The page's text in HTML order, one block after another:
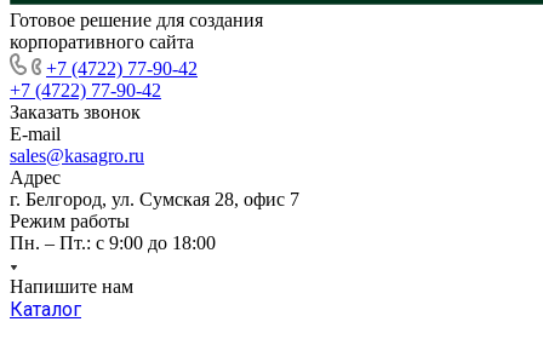
Готовое решение для создания
корпоративного сайта
+7 (4722) 77-90-42
+7 (4722) 77-90-42
Заказать звонок
E-mail
sales@kasagro.ru
Адрес
г. Белгород, ул. Сумская 28, офис 7
Режим работы
Пн. – Пт.: с 9:00 до 18:00
Напишите нам
Каталог